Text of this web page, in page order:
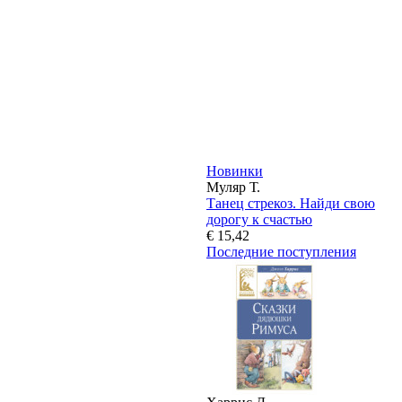
Новинки
Муляр Т.
Танец стрекоз. Найди свою
дорогу к счастью
€ 15,42
Последние поступления